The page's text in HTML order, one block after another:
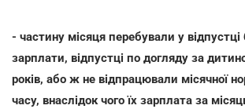
- частину місяця перебували у
зарплати, відпустці по догляду за
років, або ж не відпрацювали місячної
часу, внаслідок чого їх зарплата за